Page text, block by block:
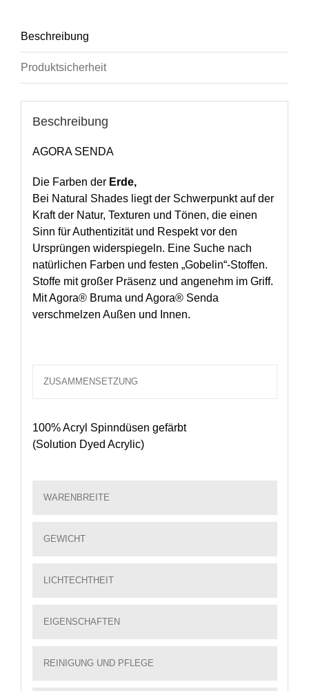
Beschreibung
Produktsicherheit
Beschreibung
AGORA SENDA
Die Farben der Erde,
Bei Natural Shades liegt der Schwerpunkt auf der
Kraft der Natur, Texturen und Tönen, die einen
Sinn für Authentizität und Respekt vor den
Ursprüngen widerspiegeln. Eine Suche nach
natürlichen Farben und festen „Gobelin“-Stoffen.
Stoffe mit großer Präsenz und angenehm im Griff.
Mit Agora® Bruma und Agora® Senda
verschmelzen Außen und Innen.
ZUSAMMENSETZUNG
100% Acryl Spinndüsen gefärbt
(Solution Dyed Acrylic)
WARENBREITE
GEWICHT
LICHTECHTHEIT
EIGENSCHAFTEN
REINIGUNG UND PFLEGE